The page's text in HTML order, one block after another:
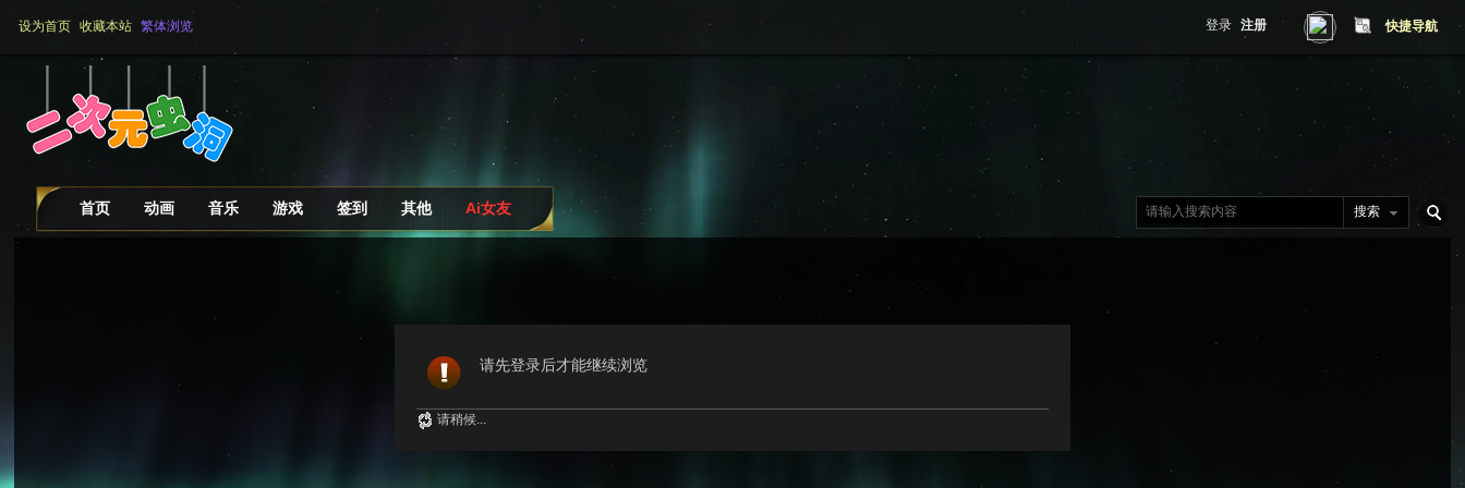
设为首页 收藏本站 繁体浏览 快捷导航
登录 注册
搜索
首页 动画 音乐 游戏 签到 其他 Ai女友
请先登录后才能继续浏览
请稍候...